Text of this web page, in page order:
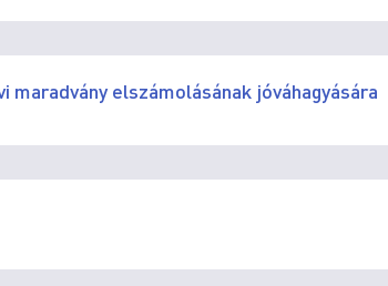
maradvány elszámolásának jóváhagyására